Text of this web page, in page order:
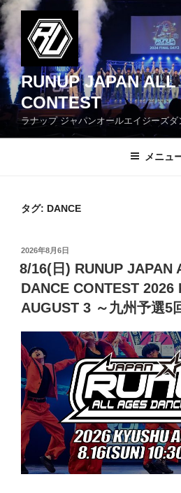
コ
ン
テ
ン
ツ
へ
ス
ッ
RUNUP JAPAN
CONTEST
ラナップ ジャパンオールエイジーズダ
メニュ
タグ: DANCE
投
稿
日:
2026年8月6日
8/16(日) RUNUP JAPAN
DANCE CONTEST 2026
AUGUST 3 ～九州予選5